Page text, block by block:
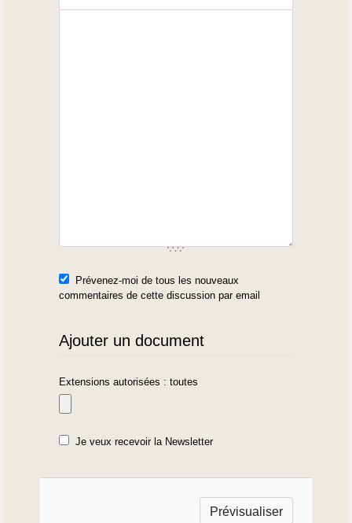
Prévenez-moi de tous les nouveaux
commentaires de cette discussion par email
Ajouter un document
Extensions autorisées : toutes
Je veux recevoir la Newsletter